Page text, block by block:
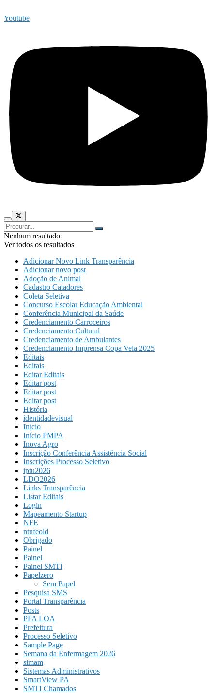
Youtube
Nenhum resultado
Ver todos os resultados
Adicionar Novo Link Transparência
Adicionar novo post
Adoção de Animal
Cadastro Catadores
Coleta Seletiva
Concurso Escolar Educação Ambiental
Conferência Municipal da Saúde
Credenciamento Carroceiros
Credenciamento Cultural
Credenciamento de Ambulantes
Credenciamento Imprensa Copa Vela 2025
Editais
Editais
Editar Editais
Editar post
Editar post
Editar post
História
identidadevisual
Início
Início PMPA
Inova Agro
Inscrição Conferência Assistência Social
Inscrições Processo Seletivo
iptu2026
LDO2026
Links Transparência
Listar Editais
Login
Mapeamento Startup
NFE
ntnfeold
Obrigado
Painel
Painel
Painel SMTI
Papelzero
Sem Papel
Pesquisa SMS
Portal Transparência
Posts
PPA LOA
Prefeitura
Processo Seletivo
Sample Page
Semana da Enfermagem 2026
simam
Sistemas Administrativos
SmartView PA
SMTI Chamados